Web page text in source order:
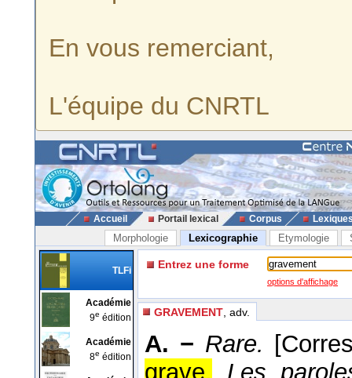
En vous remerciant,
L'équipe du CNRTL
Accueil Portail lexical Corpus
Morphologie Lexicographie Etymologie
TLFi
Académie
9e édition
Académie
8e édition
Entrez une forme
options d'affichage
GRAVEMENT , adv.
A. − Rare.
grave.
Les